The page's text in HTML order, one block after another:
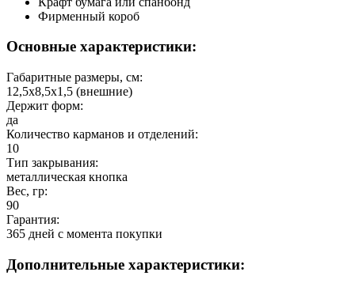
Фирменный короб
Основные характеристики:
Габаритные размеры, см:
12,5х8,5х1,5 (внешние)
Держит форм:
да
Количество карманов и отделений:
10
Тип закрывания:
металлическая кнопка
Вес, гр:
90
Гарантия:
365 дней c момента покупки
Дополнительные характеристики: